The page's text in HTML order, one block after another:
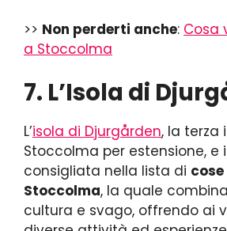
>> Non perderti anche: Cosa
a Stoccolma
7. L’Isola di
L’isola di Djurgården, la terza
Stoccolma per estensione, e
consigliata nella lista di
Stoccolma, la quale
cultura e svago, offrendo ai